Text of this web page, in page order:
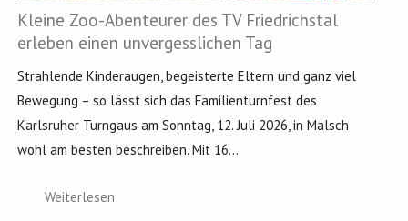
Kleine Zoo-Abenteurer des TV Friedrichstal
erleben einen unvergesslichen Tag
Strahlende Kinderaugen, begeisterte Eltern und ganz viel
Bewegung – so lässt sich das Familienturnfest des
Karlsruher Turngaus am Sonntag, 12. Juli 2026, in Malsch
wohl am besten beschreiben. Mit 16...
Weiterlesen